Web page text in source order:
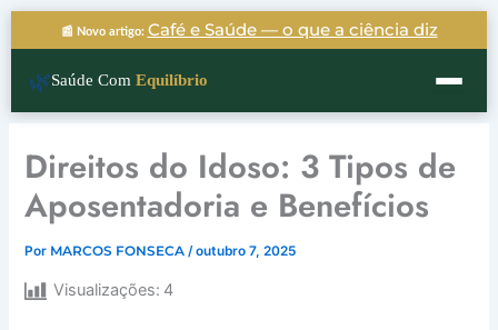
conteúdo
📰 Novo artigo: Café e Saúde — o que a ciência diz
🌿Saúde Com Equilíbrio
Direitos do Idoso: 3 Tipos de
Aposentadoria e Benefícios
Por MARCOS FONSECA/outubro 7, 2025
Visualizações: 4